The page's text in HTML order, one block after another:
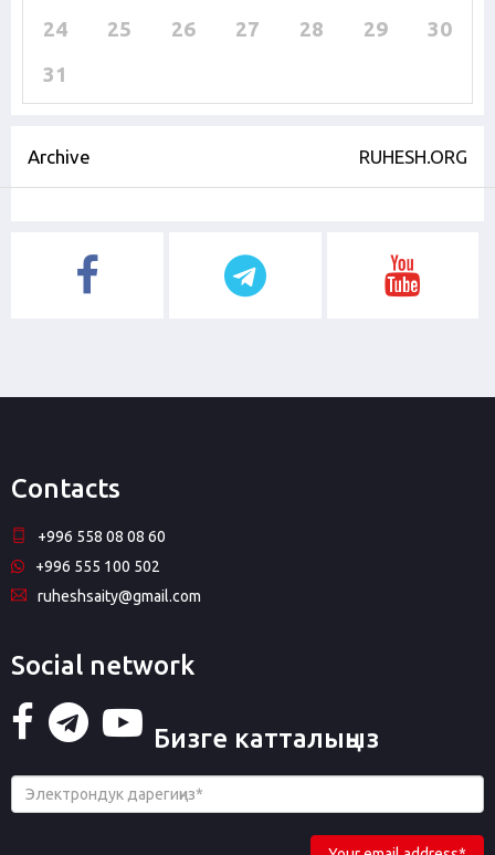
24
25 26 27 28 29
30
31
Archive RUHESH.ORG
Contacts
+996 558 08 08 60
+996 555 100 502
ruheshsaity@gmail.com
Social network
Бизге катталыңыз